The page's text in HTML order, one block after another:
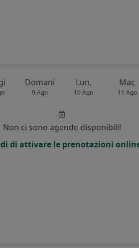
Domani
9 Ago
Lun,
10 Ago
Mar,
11 Ago
Non ci sono agende disponibili!
di attivare le prenotazioni